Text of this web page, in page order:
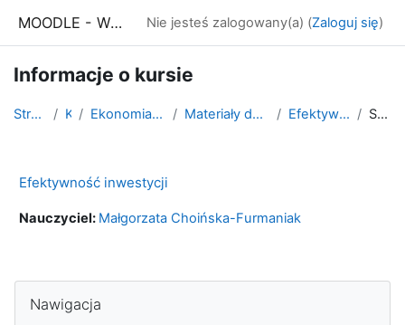
MOODLE - WSE Białystok Nie jesteś zalogowany(a) (Zaloguj się)
Informacje o kursie
Strona główna Kursy Ekonomia II stopnia - niestacjonarne Materiały do studiowania WSE Dostępna Efektywność inwestycji WSED Streszczenie
Efektywność inwestycji
Nauczyciel: Małgorzata Choińska-Furmaniak
Bloki
Nawigacja